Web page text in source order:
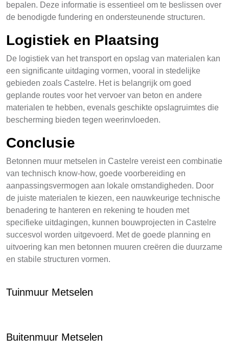
bepalen. Deze informatie is essentieel om te beslissen over
de benodigde fundering en ondersteunende structuren.
Logistiek en Plaatsing
De logistiek van het transport en opslag van materialen kan
een significante uitdaging vormen, vooral in stedelijke
gebieden zoals Castelre. Het is belangrijk om goed
geplande routes voor het vervoer van beton en andere
materialen te hebben, evenals geschikte opslagruimtes die
bescherming bieden tegen weerinvloeden.
Conclusie
Betonnen muur metselen in Castelre vereist een combinatie
van technisch know-how, goede voorbereiding en
aanpassingsvermogen aan lokale omstandigheden. Door
de juiste materialen te kiezen, een nauwkeurige technische
benadering te hanteren en rekening te houden met
specifieke uitdagingen, kunnen bouwprojecten in Castelre
succesvol worden uitgevoerd. Met de goede planning en
uitvoering kan men betonnen muuren creëren die duurzame
en stabile structuren vormen.
Tuinmuur Metselen
Buitenmuur Metselen